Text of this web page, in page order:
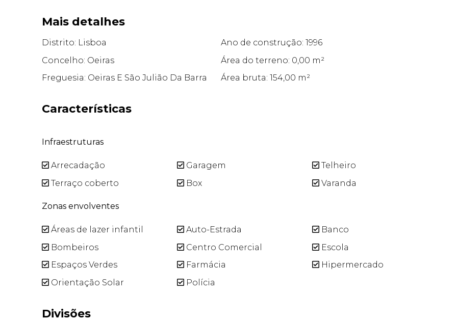
Mais detalhes
Distrito: Lisboa
Ano de construção: 1996
Concelho: Oeiras
Área do terreno: 0,00 m²
Freguesia: Oeiras E São Julião Da Barra
Área bruta: 154,00 m²
Características
Infraestruturas
Arrecadação Garagem
Telheiro
Terraço coberto
Box Varanda
Zonas envolventes
Áreas de lazer infantil Auto-Estrada
Banco
Bombeiros
Centro Comercial
Escola
Espaços Verdes
Farmácia
Hipermercado
Orientação Solar
Polícia
Divisões